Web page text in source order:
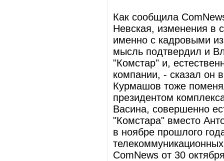
Как сообщила
Невская, изменения в
именно с кадровыми
мысль подтвердил и
"Комстар" и,
компании, - сказал он
Курмашов тоже
президентом
Васина, совершенно
"Комстара" вместо
в ноябре прошлого
ComNews от 30